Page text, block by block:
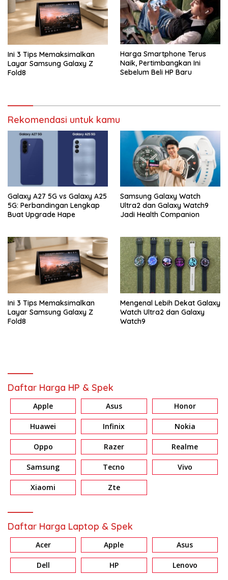
Ini 3 Tips Memaksimalkan
Layar Samsung Galaxy Z
Fold8
Harga Smartphone Terus
Naik, Pertimbangkan Ini
Sebelum Beli HP Baru
Rekomendasi untuk kamu
Galaxy A27 5G vs Galaxy A25
5G: Perbandingan Lengkap
Buat Upgrade Hape
Samsung Galaxy Watch
Ultra2 dan Galaxy Watch9
Jadi Health Companion
Ini 3 Tips Memaksimalkan
Layar Samsung Galaxy Z
Fold8
Mengenal Lebih Dekat Galaxy
Watch Ultra2 dan Galaxy
Watch9
Daftar Harga HP & Spek
Apple Asus Honor
Huawei Infinix Nokia
Oppo Razer Realme
Samsung Tecno Vivo
Xiaomi Zte
Daftar Harga Laptop & Spek
Acer Apple Asus
Dell HP Lenovo